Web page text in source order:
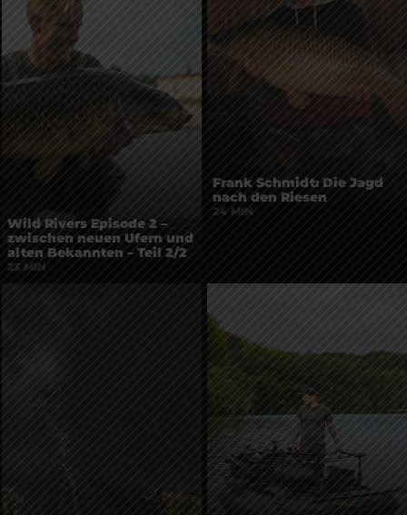
23 MIN
Wild Rivers Episode 2 –
zwischen neuen Ufern und
alten Bekannten – Teil 2/2
24 MIN
Frank Schmidt: Die Jagd
nach den Riesen